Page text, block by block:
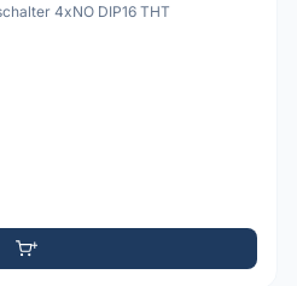
4xNO DIP16 THT